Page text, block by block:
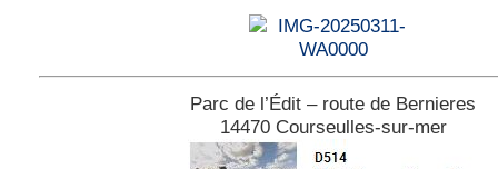
Parc de l’Édit – route de Bernieres
14470 Courseulles-sur-mer